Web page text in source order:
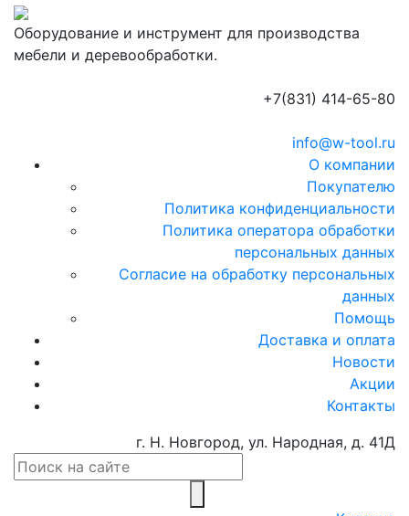
Оборудование и инструмент для производства
мебели и деревообработки.
+7(831) 414-65-80
info@w-tool.ru
О компании
Покупателю
Политика конфиденциальности
Политика оператора обработки
персональных данных
Согласие на обработку персональных
данных
Помощь
Доставка и оплата
Новости
Акции
Контакты
г. Н. Новгород, ул. Народная, д. 41Д